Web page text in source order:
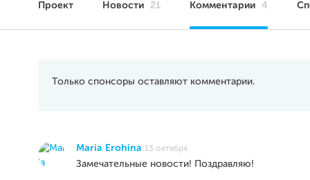
Проект Новости 21 Комментарии 4
Только спонсоры оставляют комментарии.
Maria Erohina 13 октября
Замечательные новости! Поздравляю!